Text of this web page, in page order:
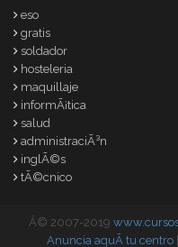
eso
gratis
soldador
hosteleria
maquillaje
informÃ¡tica
salud
administraciÃ³n
inglÃ©s
tÃ©cnico
Â© 2007-2019
Anuncia aquÃ­ tu centro